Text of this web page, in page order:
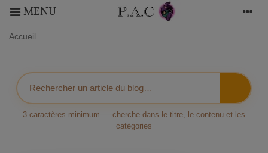
MENU
Accueil
3 caractères minimum — cherche dans le titre, le contenu et les
catégories